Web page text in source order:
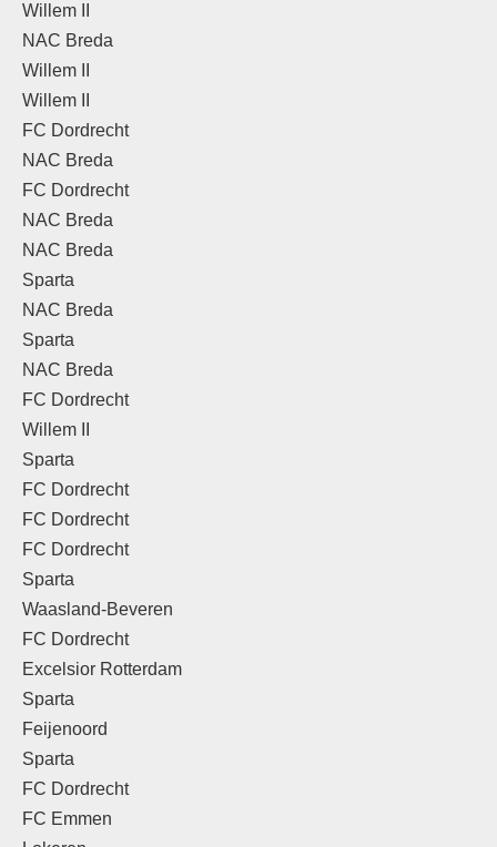
Willem II
NAC Breda
Willem II
Willem II
FC Dordrecht
NAC Breda
FC Dordrecht
NAC Breda
NAC Breda
Sparta
NAC Breda
Sparta
NAC Breda
FC Dordrecht
Willem II
Sparta
FC Dordrecht
FC Dordrecht
FC Dordrecht
Sparta
Waasland-Beveren
FC Dordrecht
Excelsior Rotterdam
Sparta
Feijenoord
Sparta
FC Dordrecht
FC Emmen